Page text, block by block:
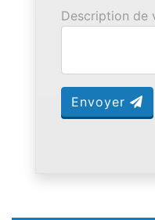
Description de
Envoyer